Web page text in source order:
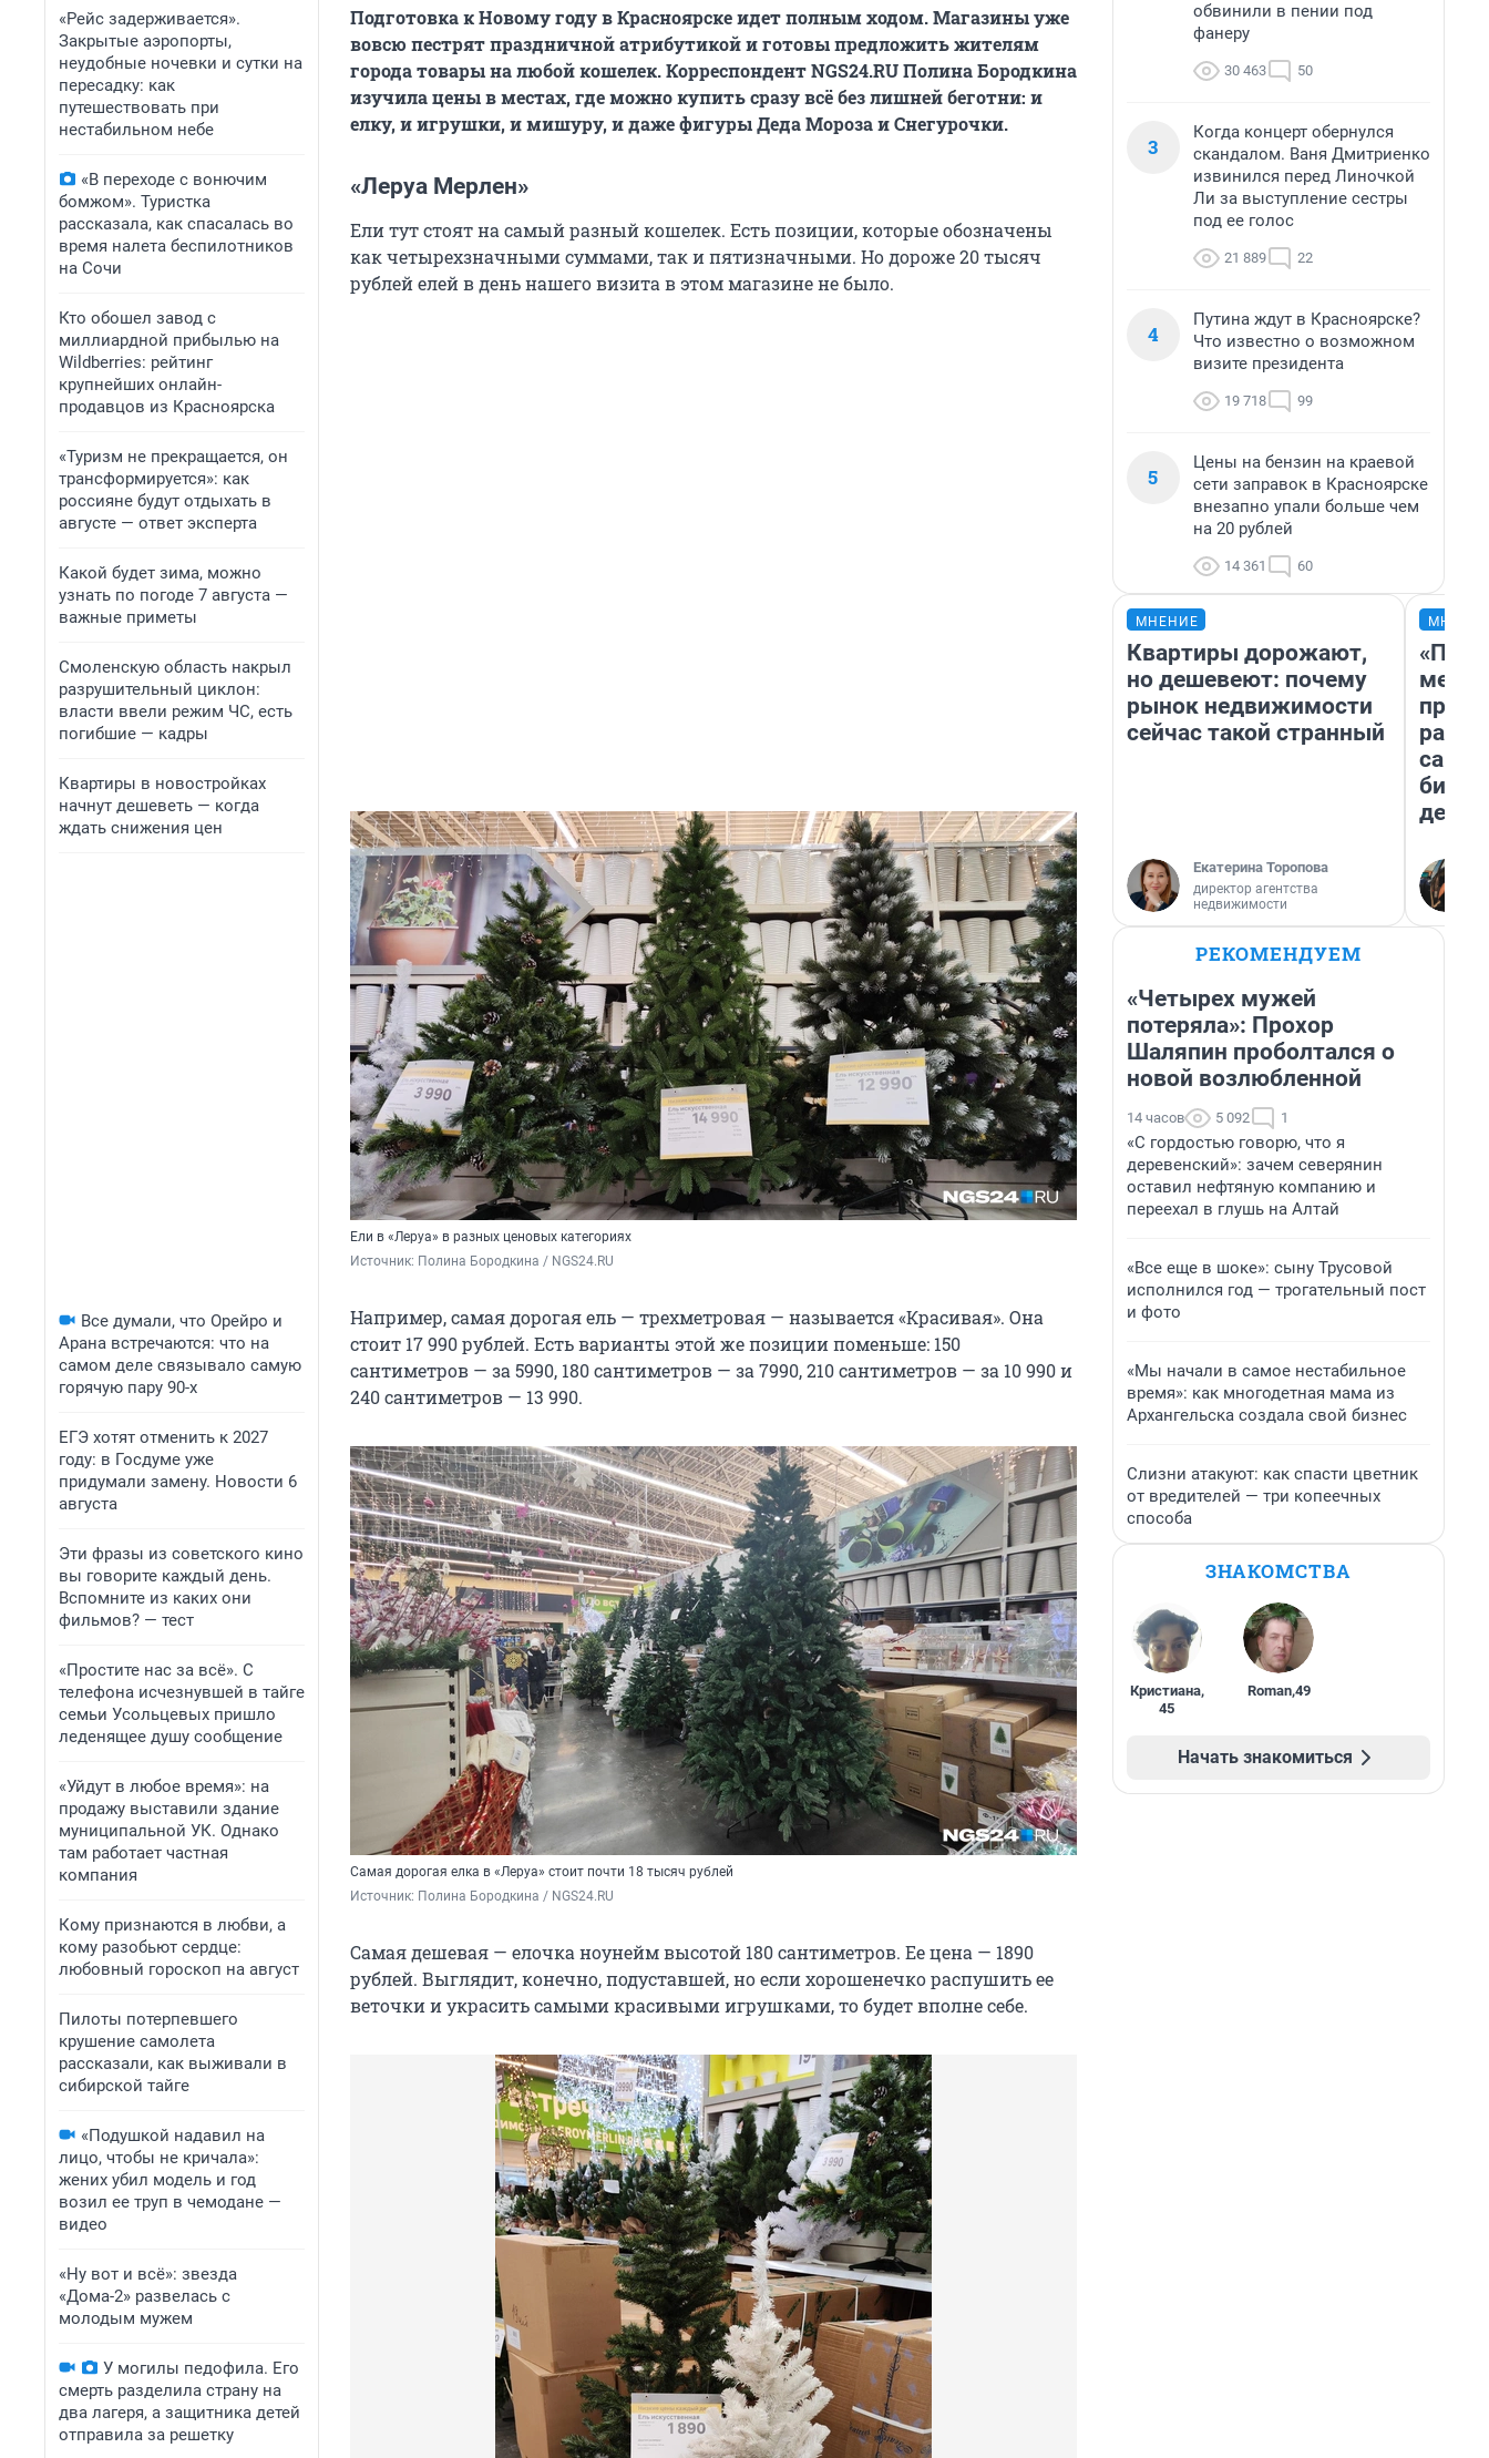
«Рейс задерживается».
Закрытые аэропорты,
неудобные ночевки и сутки на
пересадку: как
путешествовать при
нестабильном небе
«В переходе с вонючим
бомжом». Туристка
рассказала, как спасалась во
время налета беспилотников
на Сочи
Кто обошел завод с
миллиардной прибылью на
Wildberries: рейтинг
крупнейших онлайн-
продавцов из Красноярска
«Туризм не прекращается, он
трансформируется»: как
россияне будут отдыхать в
августе — ответ эксперта
Какой будет зима, можно
узнать по погоде 7 августа —
важные приметы
Смоленскую область накрыл
разрушительный циклон:
власти ввели режим ЧС, есть
погибшие — кадры
Квартиры в новостройках
начнут дешеветь — когда
ждать снижения цен
Все думали, что Орейро и
Арана встречаются: что на
самом деле связывало самую
горячую пару 90-х
ЕГЭ хотят отменить к 2027
году: в Госдуме уже
придумали замену. Новости 6
августа
Эти фразы из советского кино
вы говорите каждый день.
Вспомните из каких они
фильмов? — тест
«Простите нас за всё». С
телефона исчезнувшей в тайге
семьи Усольцевых пришло
леденящее душу сообщение
«Уйдут в любое время»: на
продажу выставили здание
муниципальной УК. Однако
там работает частная
компания
Кому признаются в любви, а
кому разобьют сердце:
любовный гороскоп на август
Пилоты потерпевшего
крушение самолета
рассказали, как выживали в
сибирской тайге
«Подушкой надавил на
лицо, чтобы не кричала»:
жених убил модель и год
возил ее труп в чемодане —
видео
«Ну вот и всё»: звезда
«Дома-2» развелась с
молодым мужем
У могилы педофила. Его
смерть разделила страну на
два лагеря, а защитника детей
отправила за решетку
Подготовка к Новому году в Красноярске идет полным ходом. Магазины уже
вовсю пестрят праздничной атрибутикой и готовы предложить жителям
города товары на любой кошелек. Корреспондент NGS24.RU Полина Бородкина
изучила цены в местах, где можно купить сразу всё без лишней беготни: и
елку, и игрушки, и мишуру, и даже фигуры Деда Мороза и Снегурочки.
«Леруа Мерлен»
Ели тут стоят на самый разный кошелек. Есть позиции, которые обозначены
как четырехзначными суммами, так и пятизначными. Но дороже 20 тысяч
рублей елей в день нашего визита в этом магазине не было.
Ели в «Леруа» в разных ценовых категориях
Источник: Полина Бородкина / NGS24.RU
Например, самая дорогая ель — трехметровая — называется «Красивая». Она
стоит 17 990 рублей. Есть варианты этой же позиции поменьше: 150
сантиметров — за 5990, 180 сантиметров — за 7990, 210 сантиметров — за 10 990 и
240 сантиметров — 13 990.
Самая дорогая елка в «Леруа» стоит почти 18 тысяч рублей
Источник: Полина Бородкина / NGS24.RU
Самая дешевая — елочка ноунейм высотой 180 сантиметров. Ее цена — 1890
рублей. Выглядит, конечно, подуставшей, но если хорошенечко распушить ее
веточки и украсить самыми красивыми игрушками, то будет вполне себе.
обвинили в пении под
фанеру
30 463 50
3
Когда концерт обернулся
скандалом. Ваня Дмитриенко
извинился перед Линочкой
Ли за выступление сестры
под ее голос
21 889 22
4
Путина ждут в Красноярске?
Что известно о возможном
визите президента
19 718 99
5
Цены на бензин на краевой
сети заправок в Красноярске
внезапно упали больше чем
на 20 рублей
14 361 60
МНЕНИЕ
Квартиры дорожают,
но дешевеют: почему
рынок недвижимости
сейчас такой странный
Екатерина Торопова
директор агентства
недвижимости
РЕКОМЕНДУЕМ
«Четырех мужей
потеряла»: Прохор
Шаляпин проболтался о
новой возлюбленной
14 часов 5 092 1
«С гордостью говорю, что я
деревенский»: зачем северянин
оставил нефтяную компанию и
переехал в глушь на Алтай
«Все еще в шоке»: сыну Трусовой
исполнился год — трогательный пост
и фото
«Мы начали в самое нестабильное
время»: как многодетная мама из
Архангельска создала свой бизнес
Слизни атакуют: как спасти цветник
от вредителей — три копеечных
способа
ЗНАКОМСТВА
Кристиана,
45
Roman,49
Начать знакомиться